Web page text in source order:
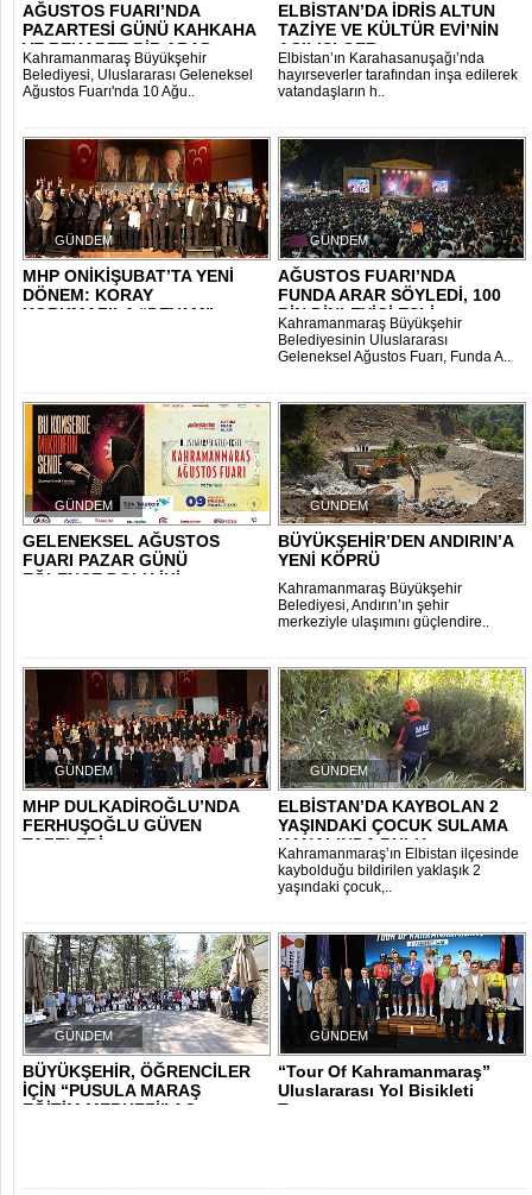
AĞUSTOS FUARI’NDA
PAZARTESİ GÜNÜ KAHKAHA
VE REKABET BİR ARAD..
Kahramanmaraş Büyükşehir
Belediyesi, Uluslararası Geleneksel
Ağustos Fuarı'nda 10 Ağu..
ELBİSTAN’DA İDRİS ALTUN
TAZİYE VE KÜLTÜR EVİ’NİN
AÇILIŞI GER..
Elbistan’ın Karahasanuşağı’nda
hayırseverler tarafından inşa edilerek
vatandaşların h..
MHP ONİKİŞUBAT’TA YENİ
DÖNEM: KORAY
KORKMAZ’LA “DEVAM”
GÜNDEM
AĞUSTOS FUARI’NDA
FUNDA ARAR SÖYLEDİ, 100
BİN DİNLEYİCİ EŞLİ..
Kahramanmaraş Büyükşehir
Belediyesinin Uluslararası
Geleneksel Ağustos Fuarı, Funda A..
GÜNDEM
GELENEKSEL AĞUSTOS
FUARI PAZAR GÜNÜ
EĞLENCE DOLU İKİ
GÜNDEM
BÜYÜKŞEHİR’DEN ANDIRIN’A
YENİ KÖPRÜ
Kahramanmaraş Büyükşehir
Belediyesi, Andırın’ın şehir
merkeziyle ulaşımını güçlendire..
GÜNDEM
MHP DULKADİROĞLU’NDA
FERHUŞOĞLU GÜVEN
TAZELEDİ
GÜNDEM
ELBİSTAN’DA KAYBOLAN 2
YAŞINDAKİ ÇOCUK SULAMA
KANALINDA BULU..
Kahramanmaraş’ın Elbistan ilçesinde
kaybolduğu bildirilen yaklaşık 2
yaşındaki çocuk,..
GÜNDEM
BÜYÜKŞEHİR, ÖĞRENCİLER
İÇİN “PUSULA MARAŞ
EĞİTİM MERKEZİ” AÇ..
GÜNDEM
“Tour Of Kahramanmaraş”
Uluslararası Yol Bisikleti
Turnuvası..
GÜNDEM